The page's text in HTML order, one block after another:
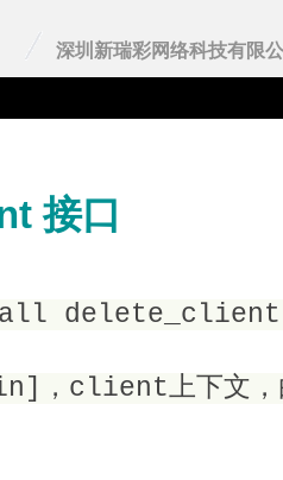
深圳新瑞彩网络科技有限
接口
，client上下文，